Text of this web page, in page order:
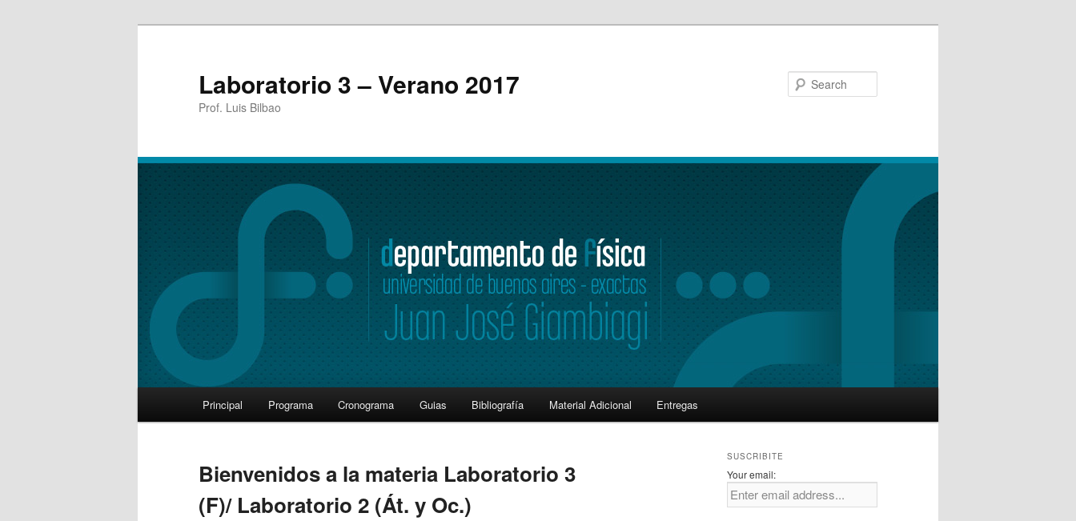
Laboratorio 3 – Verano 2017
Prof. Luis Bilbao
Skip
primary
Skip
secondary
Principal Programa Cronograma Guias Bibliografía Material Adicional Entregas
Bienvenidos a la materia Laboratorio 3
(F)/ Laboratorio 2 (Át. y Oc.)
SUSCRIBITE
Your email: